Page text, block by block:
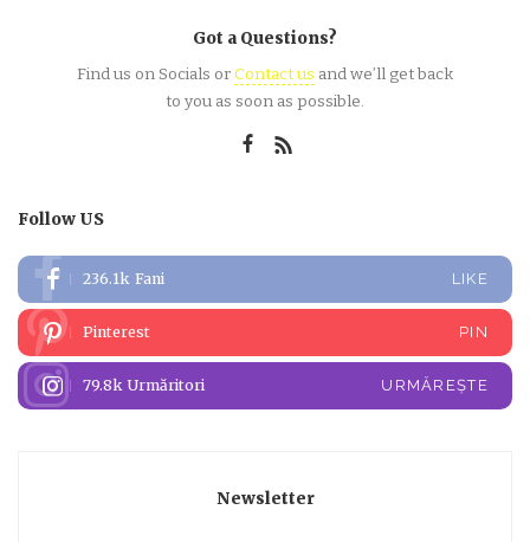
Got a Questions?
Find us on Socials orContact us and we’ll get back
to you as soon as possible.
Follow US
236.1k Fani LIKE
Pinterest PIN
79.8k Urmăritori URMĂREȘTE
Newsletter